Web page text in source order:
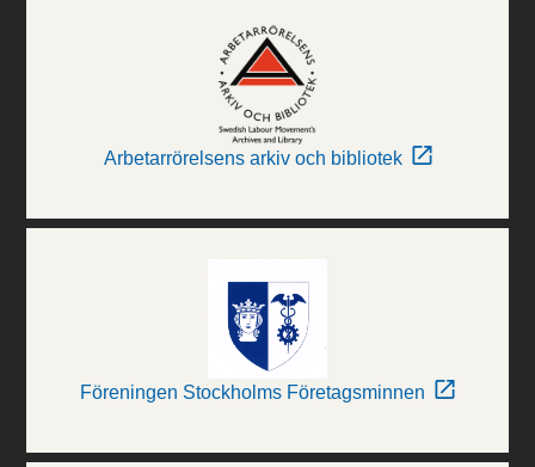
Arbetarrörelsens arkiv och bibliotek
Föreningen Stockholms Företagsminnen